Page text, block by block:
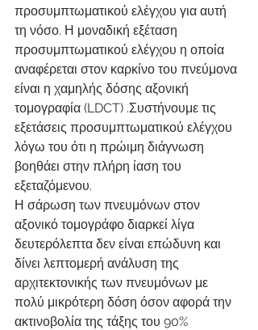
προσυμπτωματικού ελέγχου για αυτή
τη νόσο. Η μοναδική εξέταση
προσυμπτωματικού ελέγχου η οποία
αναφέρεται στον καρκίνο του πνεύμονα
είναι η χαμηλής δόσης αξονική
τομογραφία (LDCT) .Συστήνουμε τις
εξετάσεις προσυμπτωματικού ελέγχου
λόγω του ότι η πρώιμη διάγνωση
βοηθάει στην πλήρη ίαση του
εξεταζόμενου.
Η σάρωση των πνευμόνων στον
αξονικό τομογράφο διαρκεί λίγα
δευτερόλεπτα δεν είναι επώδυνη και
δίνει λεπτομερή ανάλυση της
αρχιτεκτονικής των πνευμόνων με
πολύ μικρότερη δόση όσον αφορά την
ακτινοβολία της τάξης του 90%